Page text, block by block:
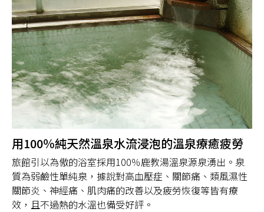
用100％純天然溫泉水流浸泡的溫泉療癒疲勞
旅館引以為傲的浴室採用100％鹿教湯溫泉源泉湧出。泉
質為弱鹼性單純泉，據說對高血壓症、關節痛、類風濕性
關節炎、神經痛、肌肉痛的改善以及疲勞恢復等皆有療
效，且不過熱的水溫也備受好評。